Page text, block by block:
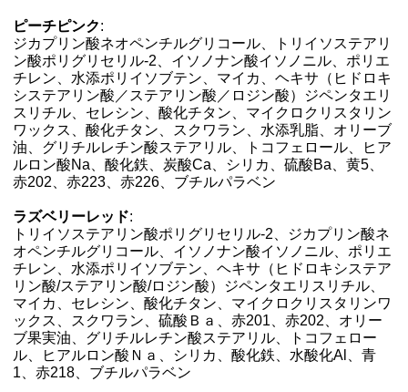
ピーチピンク:
ジカプリン酸ネオペンチルグリコール、トリイソステアリ
ン酸ポリグリセリル-2、イソノナン酸イソノニル、ポリエ
チレン、水添ポリイソブテン、マイカ、ヘキサ（ヒドロキ
システアリン酸／ステアリン酸／ロジン酸）ジペンタエリ
スリチル、セレシン、酸化チタン、マイクロクリスタリン
ワックス、酸化チタン、スクワラン、水添乳脂、オリーブ
油、グリチルレチン酸ステアリル、トコフェロール、ヒア
ルロン酸Na、酸化鉄、炭酸Ca、シリカ、硫酸Ba、黄5、
赤202、赤223、赤226、ブチルパラベン
ラズベリーレッド:
トリイソステアリン酸ポリグリセリル-2、ジカプリン酸ネ
オペンチルグリコール、イソノナン酸イソノニル、ポリエ
チレン、水添ポリイソブテン、ヘキサ（ヒドロキシステア
リン酸/ステアリン酸/ロジン酸）ジペンタエリスリチル、
マイカ、セレシン、酸化チタン、マイクロクリスタリンワ
ックス、スクワラン、硫酸Ｂａ、赤201、赤202、オリー
ブ果実油、グリチルレチン酸ステアリル、トコフェロー
ル、ヒアルロン酸Ｎａ、シリカ、酸化鉄、水酸化Al、青
1、赤218、ブチルパラベン